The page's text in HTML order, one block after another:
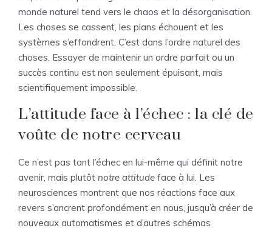
monde naturel tend vers le chaos et la désorganisation.
Les choses se cassent, les plans échouent et les
systèmes s’effondrent. C’est dans l’ordre naturel des
choses. Essayer de maintenir un ordre parfait ou un
succès continu est non seulement épuisant, mais
scientifiquement impossible.
L’attitude face à l’échec : la clé de
voûte de notre cerveau
Ce n’est pas tant l’échec en lui-même qui définit notre
avenir, mais plutôt notre attitude face à lui. Les
neurosciences montrent que nos réactions face aux
revers s’ancrent profondément en nous, jusqu’à créer de
nouveaux automatismes et d’autres schémas